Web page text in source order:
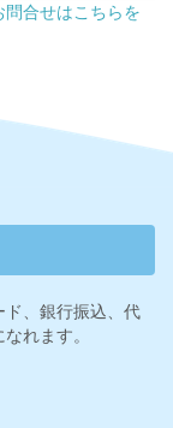
合せはこちらを
ド、銀行振込、代
れます。